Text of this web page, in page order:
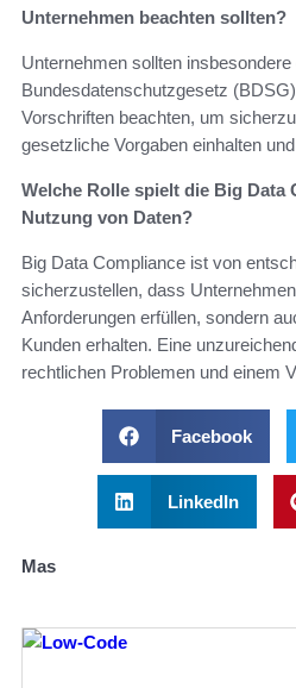
Unternehmen beachten sollten?
Unternehmen sollten
Bundesdatenschutzgesetz
Vorschriften beachten, um
gesetzliche Vorgaben einhalten
Welche Rolle spielt die Big Data
Nutzung von Daten?
Big Data Compliance ist von
sicherzustellen, dass
Anforderungen erfüllen, sondern
Kunden erhalten. Eine
rechtlichen Problemen und einem
Facebook
LinkedIn
Mas